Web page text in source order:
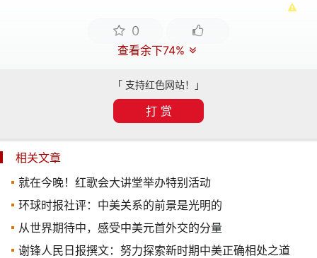
0
查看余下74%
「 支持红色网站！」
打 赏
相关文章
就在今晚！红歌会大讲堂举办特别活动
环球时报社评：中美关系的前景是光明的
从世界期待中，感受中美元首外交的分量
谢锋人民日报撰文：努力探索新时期中美正确相处之道